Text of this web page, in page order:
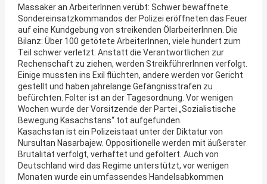
Massaker an ArbeiterInnen verübt: Schwer bewaffnete
Sondereinsatzkommandos der Polizei eröffneten das Feuer
auf eine Kundgebung von streikenden ÖlarbeiterInnen. Die
Bilanz: Über 100 getötete ArbeiterInnen, viele hundert zum
Teil schwer verletzt. Anstatt die Verantwortlichen zur
Rechenschaft zu ziehen, werden StreikführerInnen verfolgt.
Einige mussten ins Exil flüchten, andere werden vor Gericht
gestellt und haben jahrelange Gefängnisstrafen zu
befürchten. Folter ist an der Tagesordnung. Vor wenigen
Wochen wurde der Vorsitzende der Partei „Sozialistische
Bewegung Kasachstans“ tot aufgefunden.
Kasachstan ist ein Polizeistaat unter der Diktatur von
Nursultan Nasarbajew. Oppositionelle werden mit äußerster
Brutalität verfolgt, verhaftet und gefoltert. Auch von
Deutschland wird das Regime unterstützt, vor wenigen
Monaten wurde ein umfassendes Handelsabkommen